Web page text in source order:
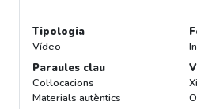
Tipologia
Vídeo
Paraules clau
Col·locacions
Materials autèntics